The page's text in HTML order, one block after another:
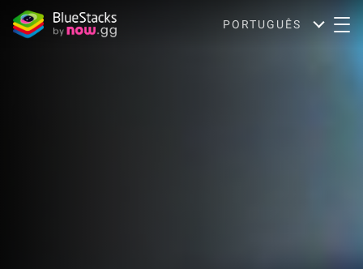
PORTUGUÊS